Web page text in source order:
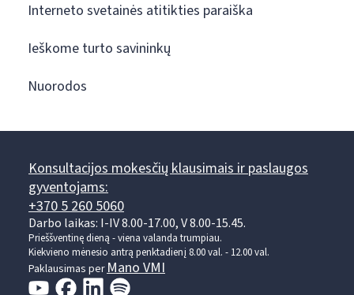
Interneto svetainės atitikties paraiška
Ieškome turto savininkų
Nuorodos
Konsultacijos mokesčių klausimais ir paslaugos
gyventojams:
+370 5 260 5060
Darbo laikas: I-IV 8.00-17.00, V 8.00-15.45.
Prieššventinę dieną - viena valanda trumpiau.
Kiekvieno mėnesio antrą penktadienį 8.00 val. - 12.00 val.
Paklausimas perMano VMI